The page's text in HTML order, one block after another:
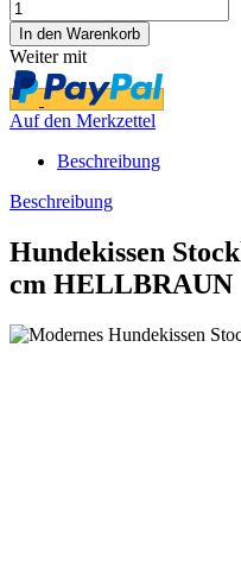
Weiter mit
Auf den Merkzettel
Beschreibung
Beschreibung
Hundekissen
cm HELLBRAUN